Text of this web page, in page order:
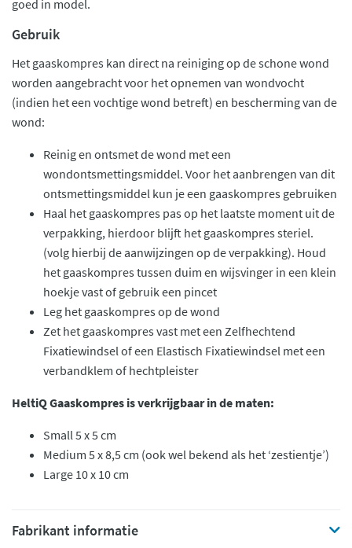
goed in model.
Gebruik
Het gaaskompres kan direct na reiniging op de schone wond
worden aangebracht voor het opnemen van wondvocht
(indien het een vochtige wond betreft) en bescherming van de
wond:
Reinig en ontsmet de wond met een
wondontsmettingsmiddel. Voor het aanbrengen van dit
ontsmettingsmiddel kun je een gaaskompres gebruiken
Haal het gaaskompres pas op het laatste moment uit de
verpakking, hierdoor blijft het gaaskompres steriel.
(volg hierbij de aanwijzingen op de verpakking). Houd
het gaaskompres tussen duim en wijsvinger in een klein
hoekje vast of gebruik een pincet
Leg het gaaskompres op de wond
Zet het gaaskompres vast met een Zelfhechtend
Fixatiewindsel of een Elastisch Fixatiewindsel met een
verbandklem of hechtpleister
HeltiQ Gaaskompres is verkrijgbaar in de maten:
Small 5 x 5 cm
Medium 5 x 8,5 cm (ook wel bekend als het ‘zestientje’)
Large 10 x 10 cm
Fabrikant informatie